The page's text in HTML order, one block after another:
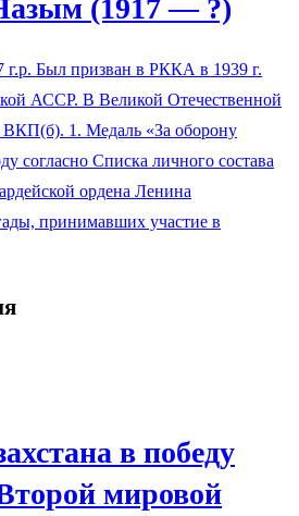
(1917 — ?)
Был призван в РККА в 1939 г.
АССР. В Великой Отечественной
ВКП(б). 1. Медаль «За оборону
согласно Списка личного состава
ордена Ленина
принимавших участие в
в победу
мировой